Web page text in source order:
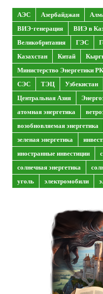
АЭС Азербайджан
ВИЭ-генерация
ВИЭ в
Великобритания
ГЭС
Казахстан
Китай
Министерство Энергетики РК
СЭС
ТЭЦ Узбекистан
Центральная Азия
атомная энергетика
возобновляемая энергетика
зеленая энергетика
иностранные инвестиции
солнечная энергетика
уголь
электромобили